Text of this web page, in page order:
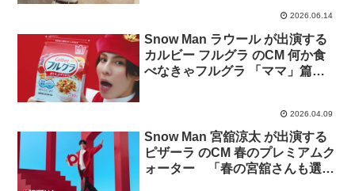
2026.06.14
Snow Man ラウール が出演する
カルビー フルグラ のCM 何か食
べなきゃフルグラ 「ママ」篇
2026.04.09
Snow Man 宮舘涼太 が出演する
ピザーラ のCM 春のプレミアムク
ォーター 「春の宮舘さんも選べ